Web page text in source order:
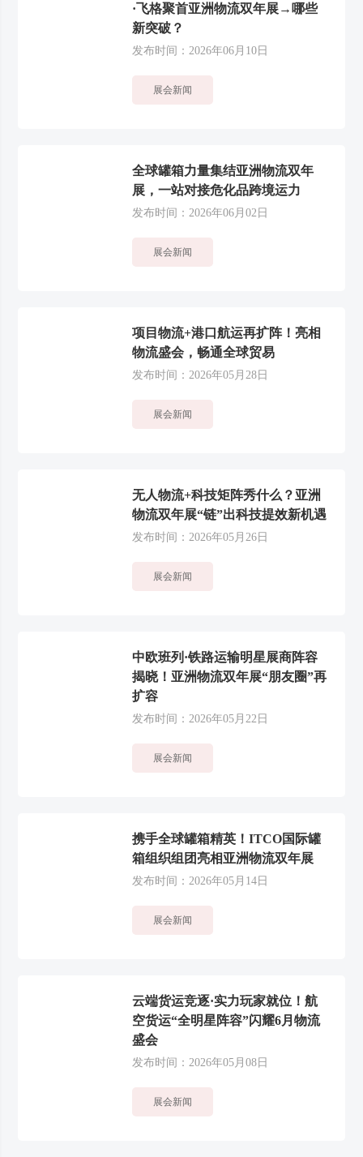
·飞格聚首亚洲物流双年展→哪些
新突破？
发布时间：2026年06月10日
展会新闻
全球罐箱力量集结亚洲物流双年
展，一站对接危化品跨境运力
发布时间：2026年06月02日
展会新闻
项目物流+港口航运再扩阵！亮相
物流盛会，畅通全球贸易
发布时间：2026年05月28日
展会新闻
无人物流+科技矩阵秀什么？亚洲
物流双年展“链”出科技提效新机遇
发布时间：2026年05月26日
展会新闻
中欧班列·铁路运输明星展商阵容
揭晓！亚洲物流双年展“朋友圈”再
扩容
发布时间：2026年05月22日
展会新闻
携手全球罐箱精英！ITCO国际罐
箱组织组团亮相亚洲物流双年展
发布时间：2026年05月14日
展会新闻
云端货运竞逐·实力玩家就位！航
空货运“全明星阵容”闪耀6月物流
盛会
发布时间：2026年05月08日
展会新闻